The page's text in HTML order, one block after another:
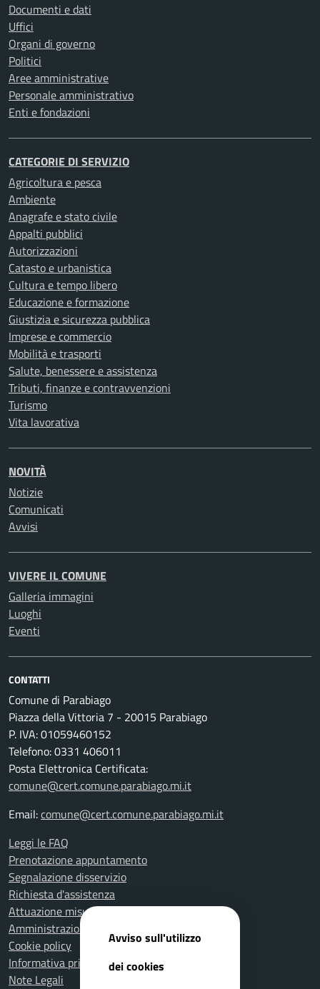
Documenti e dati
Uffici
Organi di governo
Politici
Aree amministrative
Personale amministrativo
Enti e fondazioni
CATEGORIE DI SERVIZIO
Agricoltura e pesca
Ambiente
Anagrafe e stato civile
Appalti pubblici
Autorizzazioni
Catasto e urbanistica
Cultura e tempo libero
Educazione e formazione
Giustizia e sicurezza pubblica
Imprese e commercio
Mobilità e trasporti
Salute, benessere e assistenza
Tributi, finanze e contravvenzioni
Turismo
Vita lavorativa
NOVITÀ
Notizie
Comunicati
Avvisi
VIVERE IL COMUNE
Galleria immagini
Luoghi
Eventi
CONTATTI
Comune di Parabiago
Piazza della Vittoria 7 - 20015 Parabiago
P. IVA: 01059460152
Telefono: 0331 406011
Posta Elettronica Certificata:
comune@cert.comune.parabiago.mi.it
Email:comune@cert.comune.parabiago.mi.it
Leggi le FAQ
Prenotazione appuntamento
Segnalazione disservizio
Richiesta d'assistenza
Attuazione misure PNRR
Amministrazione trasparente
Cookie policy
Informativa privacy
Note Legali
Avviso sull'utilizzo
dei cookies